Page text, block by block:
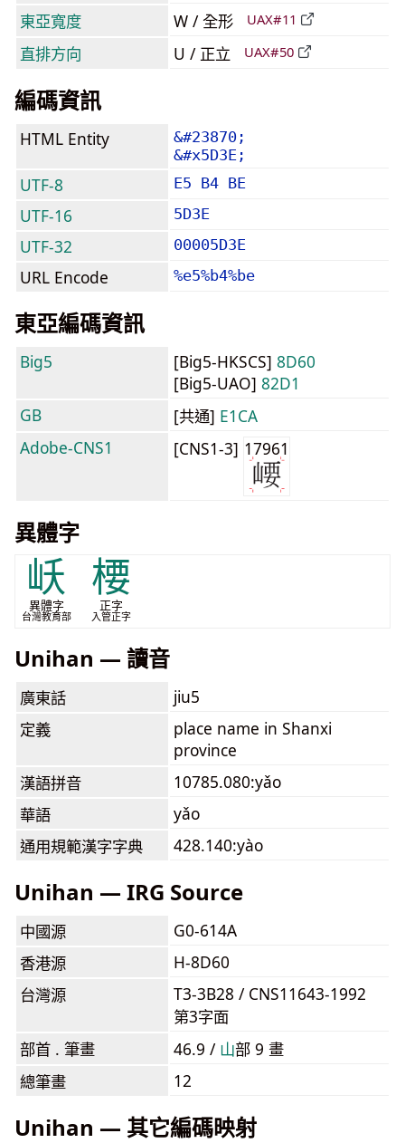
東亞寬度
W / 全形 UAX#11
直排方向 U / 正立 UAX#50
編碼資訊
HTML Entity
&#23870;
&#x5D3E;
UTF-8 E5 B4 BE
UTF-16 5D3E
UTF-32 00005D3E
URL Encode %e5%b4%be
東亞編碼資訊
Big5 [Big5-HKSCS] 8D60
[Big5-UAO] 82D1
GB
[共通] E1CA
Adobe-CNS1
[CNS1-3] 17961
異體字
岆
異體字
台灣教育部
楆
正字
入管正字
Unihan — 讀音
廣東話
jiu5
定義
place name in Shanxi
province
漢語拼音
10785.080:yǎo
華語
yǎo
通用規範漢字字典
428.140:yào
Unihan — IRG Source
中國源
G0-614A
香港源
H-8D60
台灣源
T3-3B28 / CNS11643-1992
第3字面
部首 . 筆畫
46.9 / ⼭部 9 畫
總筆畫
12
Unihan — 其它編碼映射